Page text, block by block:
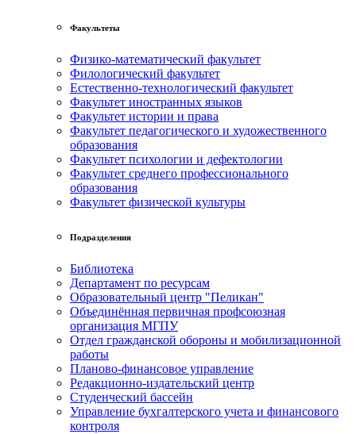
Факультеты
Физико-математический факультет
Филологический факультет
Естественно-технологический факультет
Факультет иностранных языков
Факультет истории и права
Факультет педагогического и художественного
образования
Факультет психологии и дефектологии
Факультет среднего профессионального
образования
Факультет физической культуры
Подразделения
Библиотека
Департамент по ресурсам
Образовательный центр "Пеликан"
Объединённая первичная профсоюзная
организация МГПУ
Отдел гражданской обороны и мобилизационной
работы
Планово-финансовое управление
Редакционно-издательский центр
Студенческий бассейн
Управление бухгалтерского учета и финансового
контроля